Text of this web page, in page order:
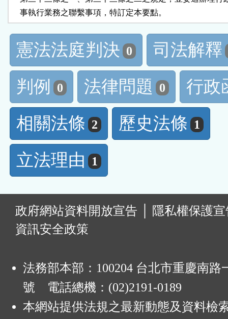
    事執行業務之聯繫事項，特訂定本要點。
憲法法庭判決 0
司法解釋
判例
0 法律問題 0
行政
相關法條 2 歷史法條 1
立法理由 1
政府網站資料開放宣告
隱私權保護
資訊安全政策
法務部本部：100204 台北市重慶南路
號 電話總機：(02)2191-0189
本網站提供法規之最新動態及資料檢